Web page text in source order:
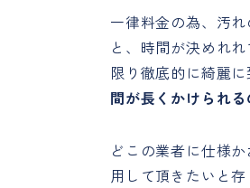
一律料金の為、汚
と、時間が決めれ
限り徹底的に綺麗
間が長くかけられ
どこの業者に仕様
用して頂きたいと